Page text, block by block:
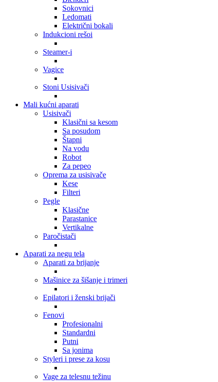
Sokovnici
Ledomati
Električni bokali
Indukcioni rešoi
Steamer-i
Vagice
Stoni Usisivači
Mali kućni aparati
Usisivači
Klasični sa kesom
Sa posudom
Štapni
Na vodu
Robot
Za pepeo
Oprema za usisivače
Kese
Filteri
Pegle
Klasične
Parastanice
Vertikalne
Paročistači
Aparati za negu tela
Aparati za brijanje
Mašinice za šišanje i trimeri
Epilatori i ženski brijači
Fenovi
Profesionalni
Standardni
Putni
Sa jonima
Styleri i prese za kosu
Vage za telesnu težinu